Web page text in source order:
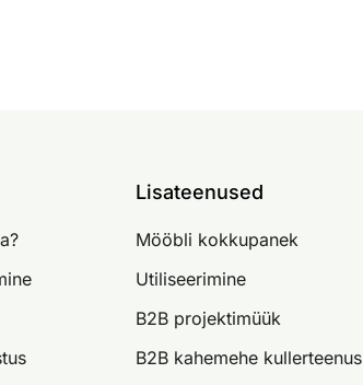
Lisateenused
Mööbli kokkupanek
Utiliseerimine
B2B projektimüük
B2B kahemehe kullerteenus